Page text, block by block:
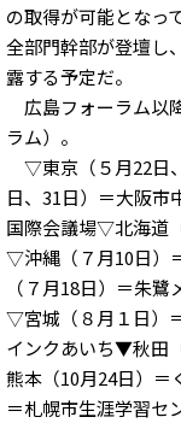
の取得が可能となっ
全部門幹部が登壇し
露する予定だ。
広島フォーラム以
ラム）。
▽東京（５月22日
日、31日）＝大阪
国際会議場▽北海道
▽沖縄（７月10日）
（７月18日）＝朱
▽宮城（８月１日）
インクあいち▼秋田
熊本（10月24日）＝
＝札幌市生涯学習セ